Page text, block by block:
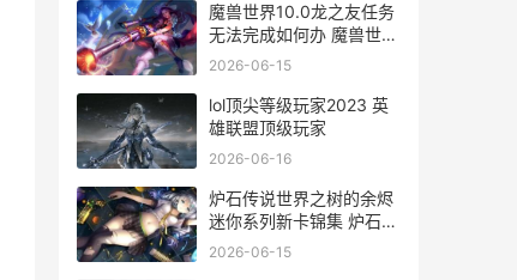
魔兽世界10.0龙之友任务
无法完成如何办 魔兽世界
10.0龙坐骑
2026-06-15
lol顶尖等级玩家2023 英
雄联盟顶级玩家
2026-06-16
炉石传说世界之树的余烬
迷你系列新卡锦集 炉石传
说世界之树的余烬卡组代
2026-06-15